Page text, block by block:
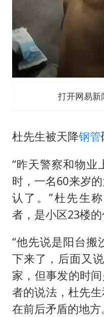
打开网易新
杜先生被天降钢管
“昨天警察和物业
时，一名60来岁
认了。”杜先生
者，是小区23楼的
“他先说是阳台搬
下来了，后面又
家，但事发的时
者的说法，杜先
在前后矛盾的地方